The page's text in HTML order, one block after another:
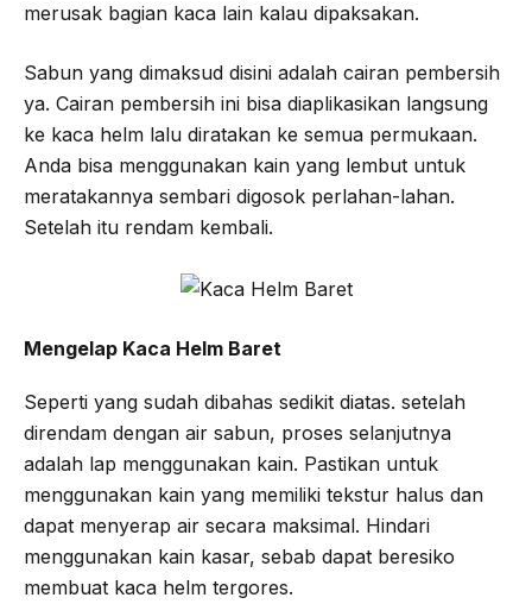
merusak bagian kaca lain kalau dipaksakan.
Sabun yang dimaksud disini adalah cairan pembersih
ya. Cairan pembersih ini bisa diaplikasikan langsung
ke kaca helm lalu diratakan ke semua permukaan.
Anda bisa menggunakan kain yang lembut untuk
meratakannya sembari digosok perlahan-lahan.
Setelah itu rendam kembali.
Mengelap Kaca Helm Baret
Seperti yang sudah dibahas sedikit diatas. setelah
direndam dengan air sabun, proses selanjutnya
adalah lap menggunakan kain. Pastikan untuk
menggunakan kain yang memiliki tekstur halus dan
dapat menyerap air secara maksimal. Hindari
menggunakan kain kasar, sebab dapat beresiko
membuat kaca helm tergores.